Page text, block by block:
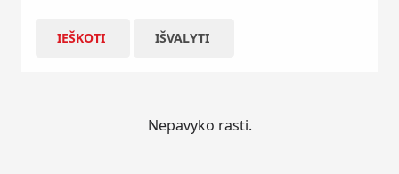
IEŠKOTI IŠVALYTI
Nepavyko rasti.